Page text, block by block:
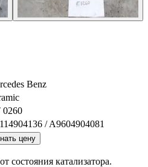
Benz
/ A9604904081
цену
состояния катализатора.